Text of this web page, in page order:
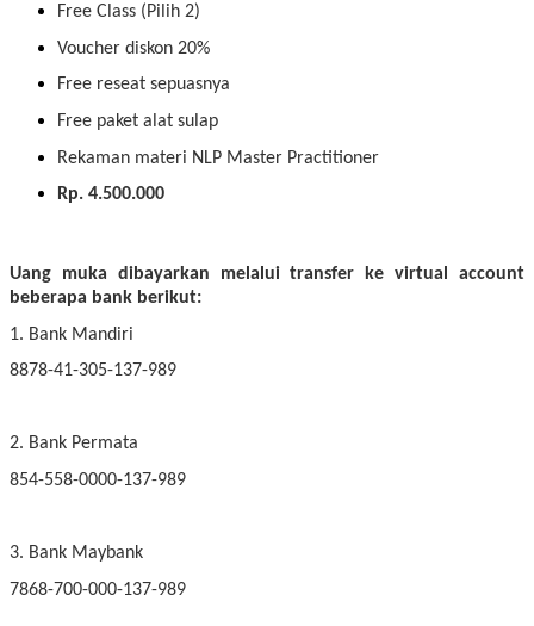
Free Class (Pilih 2)
Voucher diskon 20%
Free reseat sepuasnya
Free paket alat sulap
Rekaman materi NLP Master Practitioner
Rp. 4.500.000
Uang muka dibayarkan melalui transfer ke virtual account
beberapa bank berikut:
1. Bank Mandiri
8878-41-305-137-989
2. Bank Permata
854-558-0000-137-989
3. Bank Maybank
7868-700-000-137-989